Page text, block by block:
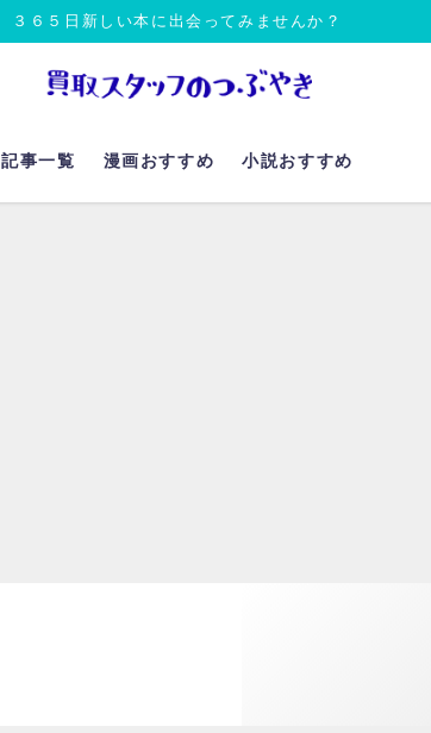
３６５日新しい本に出会ってみませんか？
記事一覧 漫画おすすめ 小説おすすめ